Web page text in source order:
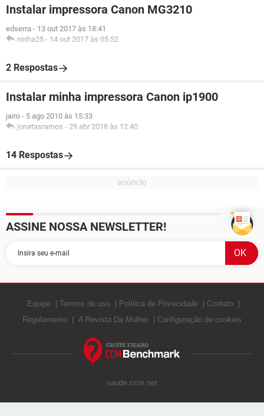
Instalar impressora Canon MG3210
edserra - 13 out 2017 às 18:41
ninha25 - 14 out 2017 às 05:52
2 Respostas
Instalar minha impressora Canon ip1900
jairo - 5 ago 2010 às 15:33
jonatasramos - 29 abr 2018 às 12:40
14 Respostas
ASSINE NOSSA NEWSLETTER!
Equipe Termos de uso Política de Privacidade
Contato
Regulamento
A Revista Da Mulher Configuração de cookies
saude.ccm.net